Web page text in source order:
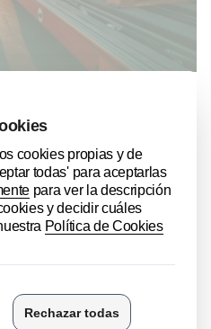
de Vitoria
Aeropuerto Internacional